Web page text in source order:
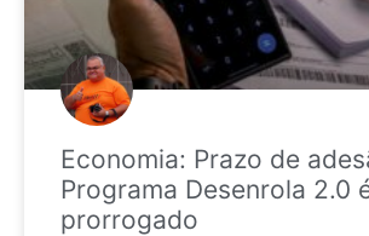
Economia: Prazo de
Programa Desenrola 2.0
prorrogado